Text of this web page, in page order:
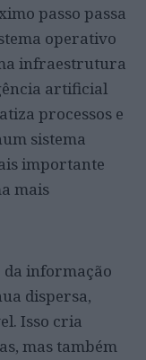
passo passa
operativo
infraestrutura
artificial
processos e
sistema
importante
mais
informação
dispersa,
Isso cria
mas também